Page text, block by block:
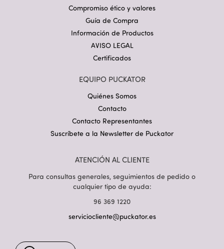
Compromiso ético y valores
Guía de Compra
Información de Productos
AVISO LEGAL
Certificados
EQUIPO PUCKATOR
Quiénes Somos
Contacto
Contacto Representantes
Suscríbete a la Newsletter de Puckator
ATENCIÓN AL CLIENTE
Para consultas generales, seguimientos de pedido o
cualquier tipo de ayuda:
96 369 1220
serviciocliente@puckator.es